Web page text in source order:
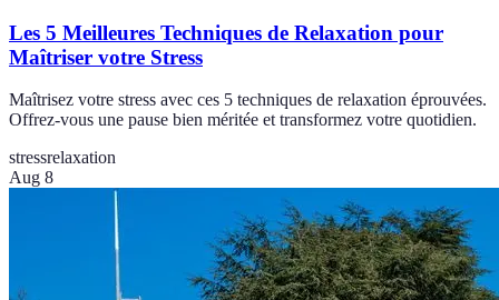
Les 5 Meilleures Techniques de Relaxation pour
Maîtriser votre Stress
Maîtrisez votre stress avec ces 5 techniques de relaxation éprouvées.
Offrez-vous une pause bien méritée et transformez votre quotidien.
stressrelaxation
Aug 8